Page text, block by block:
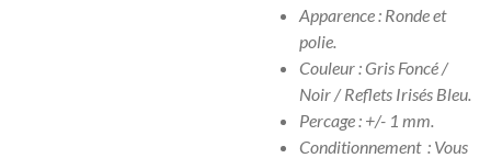
Apparence : Ronde et
polie.
Couleur : Gris Foncé /
Noir / Reflets Irisés Bleu.
Percage : +/- 1 mm.
Conditionnement : Vous